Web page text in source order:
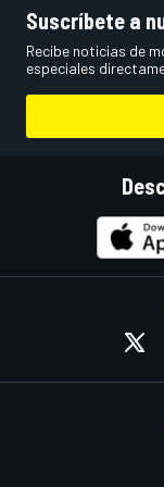
Suscríbete a
Recibe noticias de
especiales